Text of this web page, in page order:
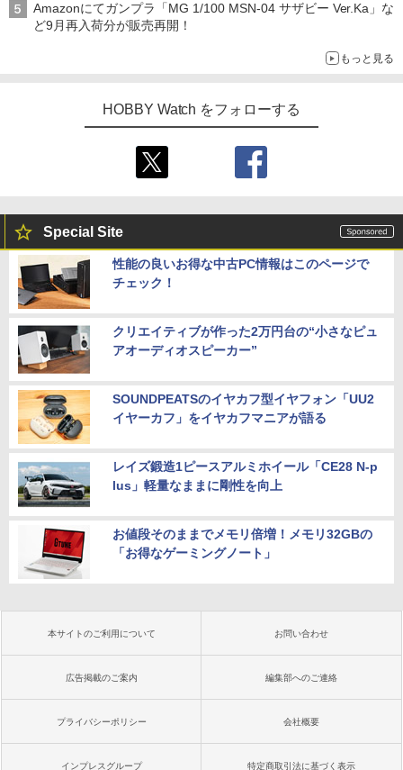
Amazonにてガンプラ「MG 1/100 MSN-04 サザビー Ver.Ka」な
ど9月再入荷分が販売再開！
もっと見る
HOBBY Watch をフォローする
Special Site
性能の良いお得な中古PC情報はこのページで
チェック！
クリエイティブが作った2万円台の“小さなピュ
アオーディオスピーカー”
SOUNDPEATSのイヤカフ型イヤフォン「UU2
イヤーカフ」をイヤカフマニアが語る
レイズ鍛造1ピースアルミホイール「CE28 N-p
lus」軽量なままに剛性を向上
お値段そのままでメモリ倍増！メモリ32GBの
「お得なゲーミングノート」
本サイトのご利用について お問い合わせ
広告掲載のご案内 編集部へのご連絡
プライバシーポリシー 会社概要
インプレスグループ 特定商取引法に基づく表示